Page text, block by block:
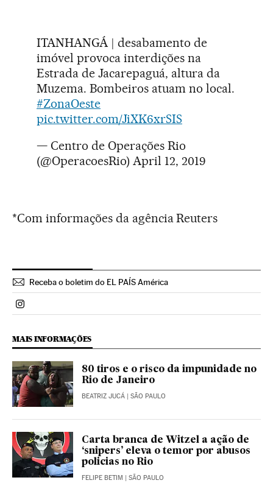
ITANHANGÁ | desabamento de
imóvel provoca interdições na
Estrada de Jacarepaguá, altura da
Muzema. Bombeiros atuam no local.
#ZonaOeste
pic.twitter.com/JiXK6xrSIS
— Centro de Operações Rio
(@OperacoesRio) April 12, 2019
*Com informações da agência Reuters
Receba o boletim do EL PAÍS América
Politica El País Brasil en Instagram
MAIS INFORMAÇÕES
80 tiros e o risco da impunidade no
Rio de Janeiro
BEATRIZ JUCÁ | SÃO PAULO
Carta branca de Witzel a ação de
‘snipers’ eleva o temor por abusos
policias no Rio
FELIPE BETIM | SÃO PAULO